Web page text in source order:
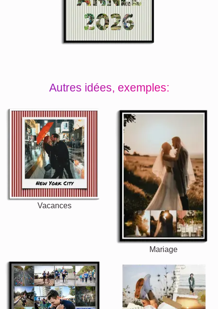
Autres idées, exemples:
Vacances
Mariage